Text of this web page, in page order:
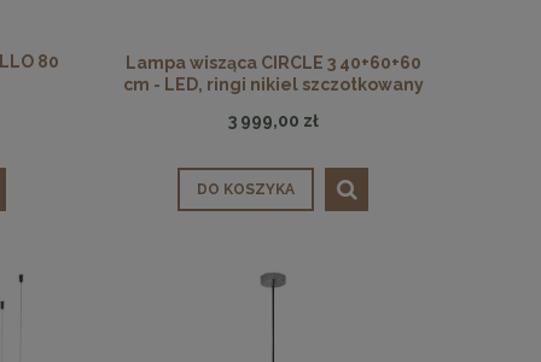
80
Lampa wisząca CIRCLE 3 40+60+60
cm - LED, ringi nikiel szczotkowany
3 999,00 zł
DO KOSZYKA